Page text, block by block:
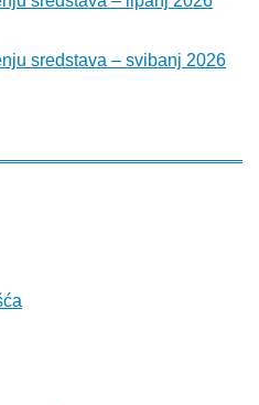
sredstava – svibanj 2026